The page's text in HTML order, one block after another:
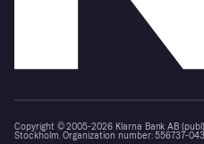
Copyright © 2005-2026 Klarna Bank AB
Stockholm. Organization number: 556737-